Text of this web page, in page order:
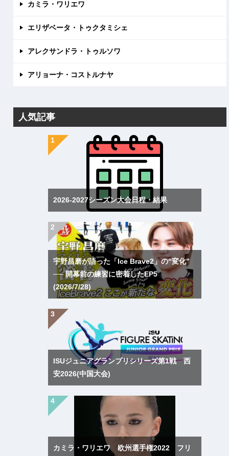
カミラ・ワリエワ
エリザベータ・トゥクタミシェ
アレクサンドラ・トゥルソワ
アリョーナ・コストルナヤ
人気記事
2026-2027シーズン大会日程・結果
宇野昌磨が語った「Ice Brave2」の“変化”
── 開幕前の練習に密着したEP5
(2026/7/28)
ISUジュニアグランプリシリーズ第1戦 西
安2026(中国大会)
カミラ・ワリエワ 欧州選手権2022 フリ